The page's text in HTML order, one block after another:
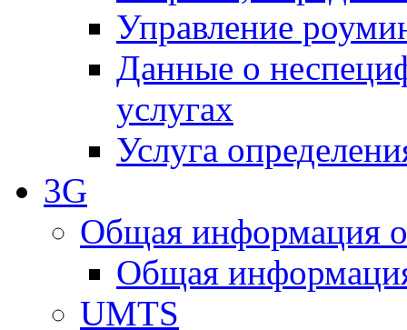
Управление
Данные о
услугах
Услуга
3G
Общая информация
Общая
UMTS